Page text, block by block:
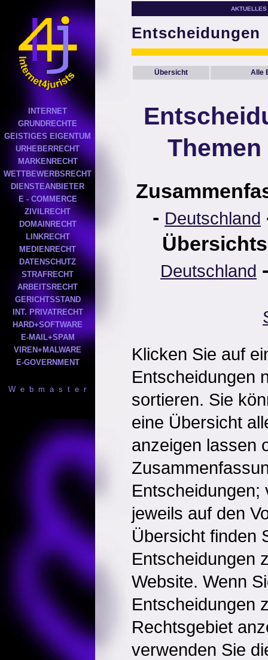
INTERNET
GRUNDRECHTE
GEISTIGES EIGENTUM
URHEBERRECHT
MARKENRECHT
WETTBEWERBSRECHT
DIENSTEANBIETER
E - COMMERCE
ZIVILRECHT
DOMAINRECHT
LINKRECHT
MEDIENRECHT
DATENSCHUTZ
STRAFRECHT
ARBEITSRECHT
GERICHTSSTAND
INT. PRIVATRECHT
HARD+SOFTWARE
E-MAIL+SPAM
VIREN+MALWARE
E-GOVERNMENT
W e b m a s t e r
AKTUELLES
Entscheidungen
Übersicht Alle
- Deutschland
Deutschland
Klicken Sie auf
Entscheidungen
sortieren. Sie
eine Übersicht
anzeigen lassen
Entscheidungen;
jeweils auf den
Übersicht finden
Entscheidungen
Website. Wenn
Entscheidungen
Rechtsgebiet
verwenden Sie